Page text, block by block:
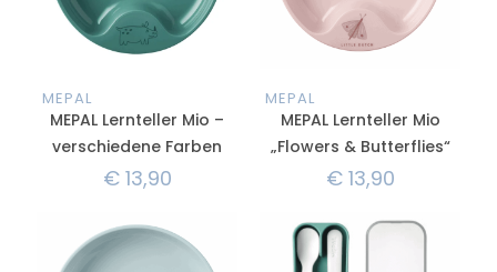
MEPAL
MEPAL Lernteller Mio –
verschiedene Farben
€13,90
MEPAL
MEPAL Lernteller Mio
„Flowers & Butterflies“
€13,90